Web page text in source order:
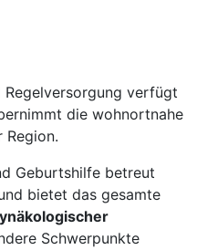
Regelversorgung verfügt
die wohnortnahe
Region.
Geburtshilfe betreut
bietet das gesamte
Schwerpunkte